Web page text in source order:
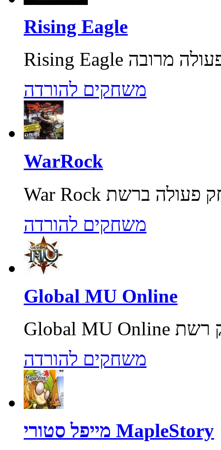
Rising Eagle
משחקים להורדה
WarRock
משחקים להורדה
Global MU Online
משחקים להורדה
מייפל סטורי MapleStory